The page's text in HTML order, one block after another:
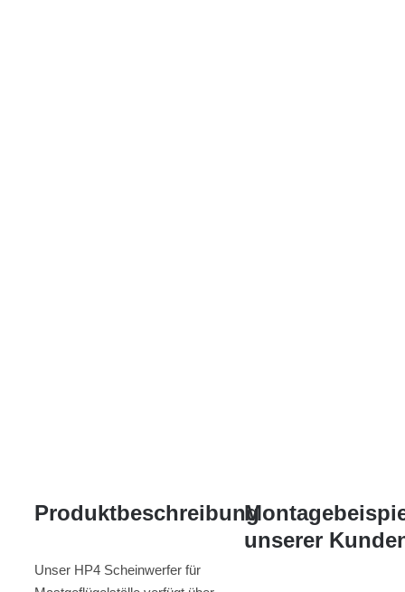
Produktbeschreibung
Unser HP4 Scheinwerfer für
unserer